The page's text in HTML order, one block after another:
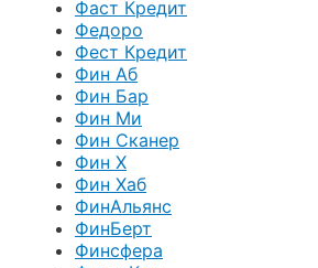
Фаст Кредит
Федоро
Фест Кредит
Фин Аб
Фин Бар
Фин Ми
Фин Сканер
Фин Х
Фин Хаб
ФинАльянс
ФинБерт
Финсфера